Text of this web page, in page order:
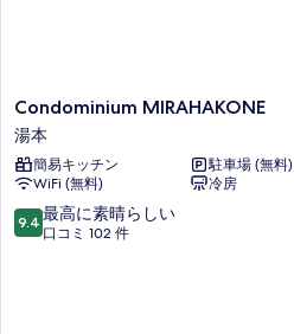
Condominium
MIRAHAKONE
湯
本
Condominium MIRAHAKONE
湯本
簡易キッチン
駐車場 (無料)
WiFi (無料)
冷房
10
段
9.4 最高に素晴らしい
口コミ 102 件